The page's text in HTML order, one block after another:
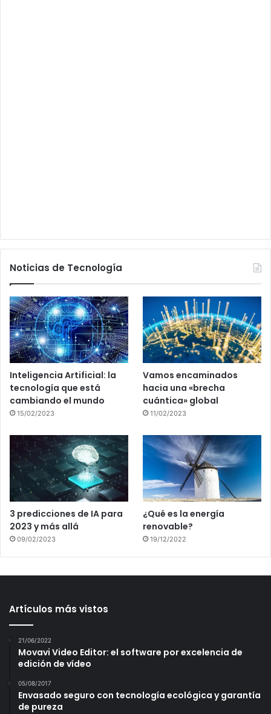
Noticias de Tecnología
Inteligencia Artificial: la
tecnología que está
cambiando el mundo
15/02/2023
Vamos encaminados
hacia una «brecha
cuántica» global
11/02/2023
3 predicciones de IA para
2023 y más allá
09/02/2023
¿Qué es la energía
renovable?
19/12/2022
Artículos más vistos
21/06/2022
Movavi Video Editor: el software por excelencia de
edición de vídeo
05/08/2017
Envasado seguro con tecnología ecológica y garantía
de pureza